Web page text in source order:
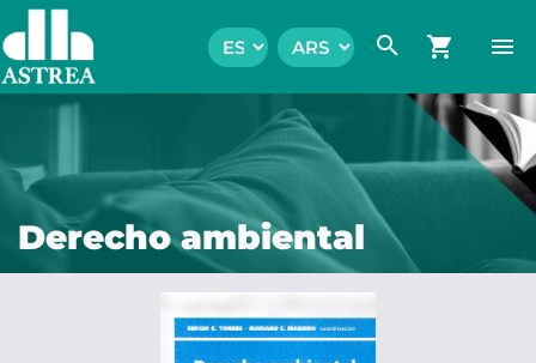
search shopping_cart menu
Derecho ambiental